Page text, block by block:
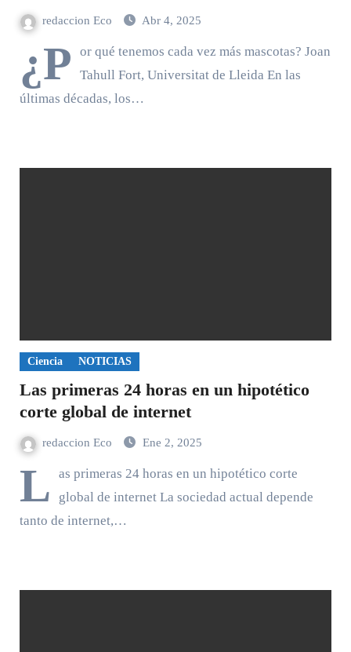
redaccion Eco Abr 4, 2025
¿P
or qué tenemos cada vez más mascotas? Joan
Tahull Fort, Universitat de Lleida En las
últimas décadas, los…
Ciencia NOTICIAS
Las primeras 24 horas en un hipotético
corte global de internet
redaccion Eco Ene 2, 2025
L
as primeras 24 horas en un hipotético corte
global de internet La sociedad actual depende
tanto de internet,…